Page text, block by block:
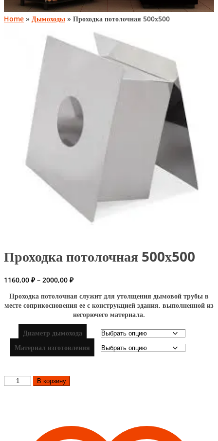
Home » Дымоходы » Проходка потолочная 500х500
Проходка потолочная 500х500
1160,00 ₽ – 2000,00 ₽Диапазон
1160,00 ₽
–
2000,00 ₽
Проходка потолочная служит для утолщения дымовой трубы в
месте соприкосновения ее с конструкцией здания, выполненной из
негорючего материала.
Диаметр дымохода
Материал изготовления
Количество
товара
В корзину